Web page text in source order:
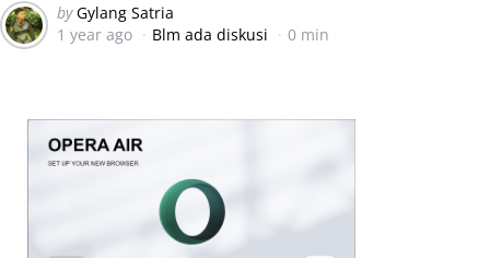
Posted
by
by Gylang Satria
1 year ago
Blm ada diskusi 0 min